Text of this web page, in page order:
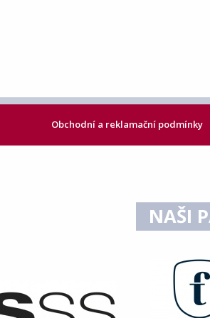
Obchodní a reklamační podmínky
NAŠI